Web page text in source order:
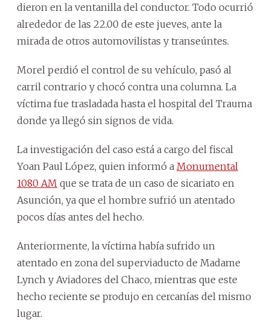
dieron en la ventanilla del conductor. Todo ocurrió
alrededor de las 22.00 de este jueves, ante la
mirada de otros automovilistas y transeúntes.
Morel perdió el control de su vehículo, pasó al
carril contrario y chocó contra una columna. La
víctima fue trasladada hasta el hospital del Trauma
donde ya llegó sin signos de vida.
La investigación del caso está a cargo del fiscal
Yoan Paul López, quien informó a Monumental
1080 AM que se trata de un caso de sicariato en
Asunción, ya que el hombre sufrió un atentado
pocos días antes del hecho.
Anteriormente, la víctima había sufrido un
atentado en zona del superviaducto de Madame
Lynch y Aviadores del Chaco, mientras que este
hecho reciente se produjo en cercanías del mismo
lugar.